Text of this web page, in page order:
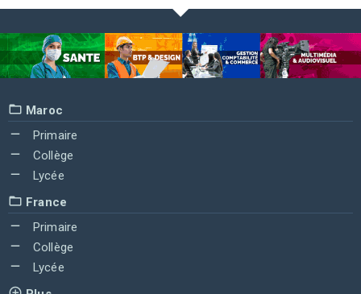
Maroc
Primaire
Collège
Lycée
France
Primaire
Collège
Lycée